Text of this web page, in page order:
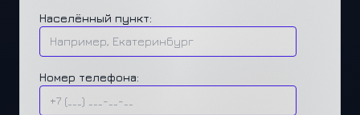
Населённый пункт:
Номер телефона: